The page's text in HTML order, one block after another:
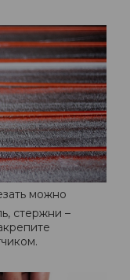
можно
стержни –